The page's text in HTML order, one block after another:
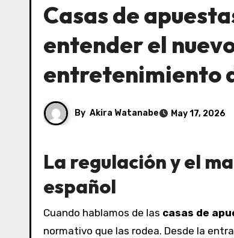
Casas de
entender el
entretenimiento
By Akira Watanabe May 17, 2026
La regulación y el
español
Cuando hablamos de las casas de
normativo que las rodea. Desde la